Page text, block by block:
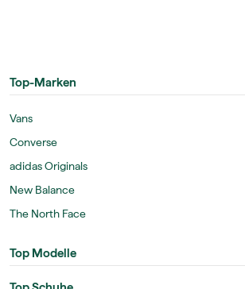
Top-Marken
Vans
Converse
adidas Originals
New Balance
The North Face
Top Modelle